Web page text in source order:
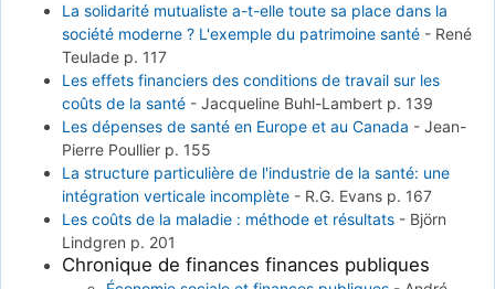
La solidarité mutualiste a-t-elle toute sa place dans la
société moderne ? L'exemple du patrimoine santé - René
Teulade p. 117
Les effets financiers des conditions de travail sur les
coûts de la santé - Jacqueline Buhl-Lambert p. 139
Les dépenses de santé en Europe et au Canada - Jean-
Pierre Poullier p. 155
La structure particulière de l'industrie de la santé: une
intégration verticale incomplète - R.G. Evans p. 167
Les coûts de la maladie : méthode et résultats - Björn
Lindgren p. 201
Chronique de finances finances publiques